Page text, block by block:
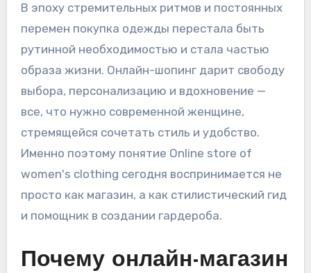
В эпоху стремительных ритмов и постоянных
перемен покупка одежды перестала быть
рутинной необходимостью и стала частью
образа жизни. Онлайн-шопинг дарит свободу
выбора, персонализацию и вдохновение —
все, что нужно современной женщине,
стремящейся сочетать стиль и удобство.
Именно поэтому понятие Online store of
women's clothing сегодня воспринимается не
просто как магазин, а как стилистический гид
и помощник в создании гардероба.
Почему онлайн-магазин